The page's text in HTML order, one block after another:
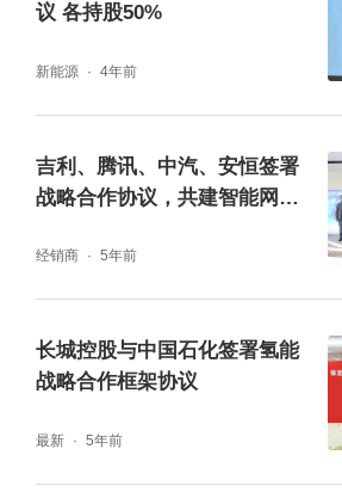
议 各持股50%
新能源 4年前
吉利、腾讯、中汽、安恒签署
战略合作协议，共建智能网联
经销商 5年前
长城控股与中国石化签署氢能
战略合作框架协议
最新 5年前